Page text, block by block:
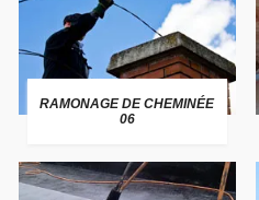
RAMONAGE DE CHEMINÉE
06